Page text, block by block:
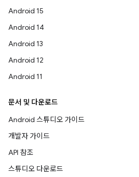
Android 15
Android 14
Android 13
Android 12
Android 11
문서 및 다운로드
Android 스튜디오 가이드
개발자 가이드
API 참조
스튜디오 다운로드